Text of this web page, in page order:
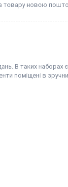
товару новою
В таких наборах є
поміщені в